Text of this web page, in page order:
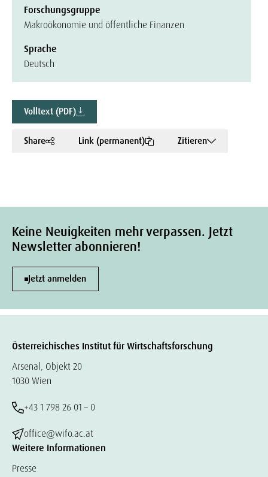
Forschungsgruppe
Makroökonomie und öffentliche Finanzen
Sprache
Deutsch
Volltext (PDF)
Share Link (permanent) Zitieren
Keine Neuigkeiten mehr verpassen. Jetzt
Newsletter abonnieren!
Jetzt anmelden
Österreichisches Institut für Wirtschaftsforschung
Arsenal, Objekt 20
1030 Wien
+43 1 798 26 01 – 0
office@wifo.ac.at
Weitere Informationen
Presse